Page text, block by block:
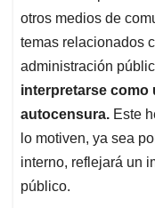
otros medios de
temas relacionados
administración
interpretarse como
autocensura. Este
lo motiven, ya sea
interno, reflejará un
público.